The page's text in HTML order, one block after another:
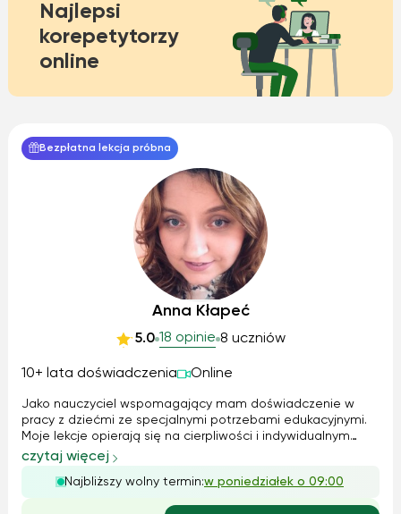
Najlepsi
korepetytorzy
online
Bezpłatna lekcja próbna
Anna Kłapeć
5.0 18 opinie 8 uczniów
10+ lata doświadczenia Online
Jako nauczyciel wspomagający mam doświadczenie w
pracy z dziećmi ze specjalnymi potrzebami edukacyjnymi.
Moje lekcje opierają się na cierpliwości i indywidualnym
podejściu do ucznia. Stosuję zarówno metody teoretyczne,
jak i praktyczne, aby uczniowie mogli jak najlepiej
zrozumieć materiał. Korzystam...
czytaj więcej
Najbliższy wolny termin:w poniedziałek o 09:00